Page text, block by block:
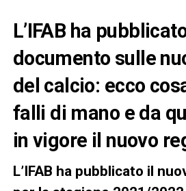
L’IFAB ha
documento sulle
del calcio: ecco
falli di mano e da
in vigore il nuovo
L’IFAB ha pubblicato il